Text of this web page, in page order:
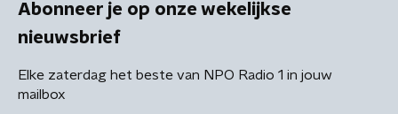
Abonneer je op onze wekelijkse
nieuwsbrief
Elke zaterdag het beste van NPO Radio 1 in jouw
mailbox